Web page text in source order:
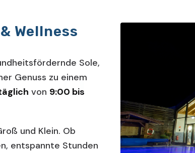
Wellness
Sole,
Genuss zu einem
von 9:00 bis
und Klein. Ob
entspannte Stunden